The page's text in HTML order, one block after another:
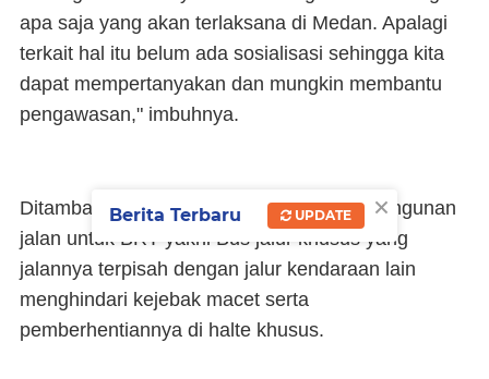
apa saja yang akan terlaksana di Medan. Apalagi
terkait hal itu belum ada sosialisasi sehingga kita
dapat mempertanyakan dan mungkin membantu
pengawasan," imbuhnya.
Ditambahkan, sehubungan dengan pembangunan
jalan untuk BRT yakni Bus jalur khusus yang
jalannya terpisah dengan jalur kendaraan lain
menghindari kejebak macet serta
pemberhentiannya di halte khusus.
×
Berita Terbaru UPDATE